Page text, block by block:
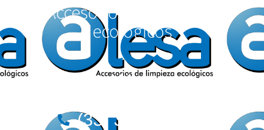
Accesorios de Limpieza
ecológicos
Teléfonos:
(33) 36 12 72 62